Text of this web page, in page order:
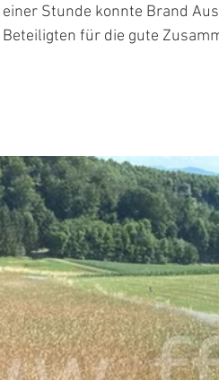
einer Stunde konnte Brand
Beteiligten für die gute